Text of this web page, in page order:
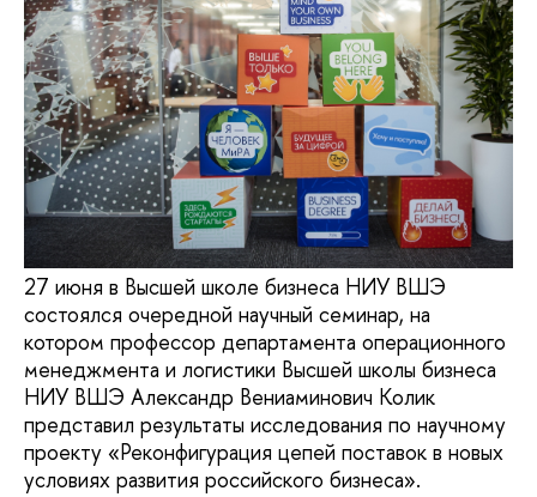
27 июня в Высшей школе бизнеса НИУ ВШЭ
состоялся очередной научный семинар, на
котором профессор департамента операционного
менеджмента и логистики Высшей школы бизнеса
НИУ ВШЭ Александр Вениаминович Колик
представил результаты исследования по научному
проекту «Реконфигурация цепей поставок в новых
условиях развития российского бизнеса».